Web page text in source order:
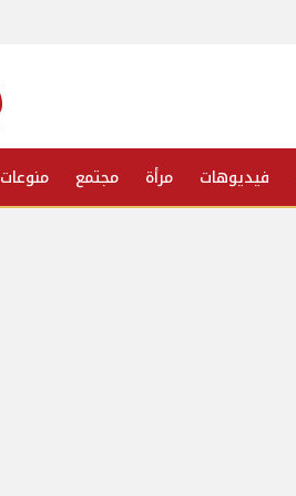
فيديوهات مرأة مجتمع منوعات